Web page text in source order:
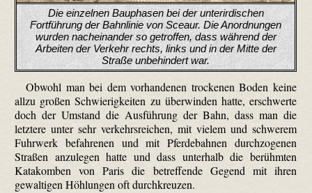
Die einzelnen Bauphasen bei der unterirdischen
Fortführung der Bahnlinie von Sceaur. Die Anordnungen
wurden nacheinander so getroffen, dass während der
Arbeiten der Verkehr rechts, links und in der Mitte der
Straße unbehindert war.
Obwohl man bei dem vorhandenen trockenen Boden keine
allzu großen Schwierigkeiten zu überwinden hatte, erschwerte
doch der Umstand die Ausführung der Bahn, dass man die
letztere unter sehr verkehrsreichen, mit vielem und schwerem
Fuhrwerk befahrenen und mit Pferdebahnen durchzogenen
Straßen anzulegen hatte und dass unterhalb die berühmten
Katakomben von Paris die betreffende Gegend mit ihren
gewaltigen Höhlungen oft durchkreuzen.